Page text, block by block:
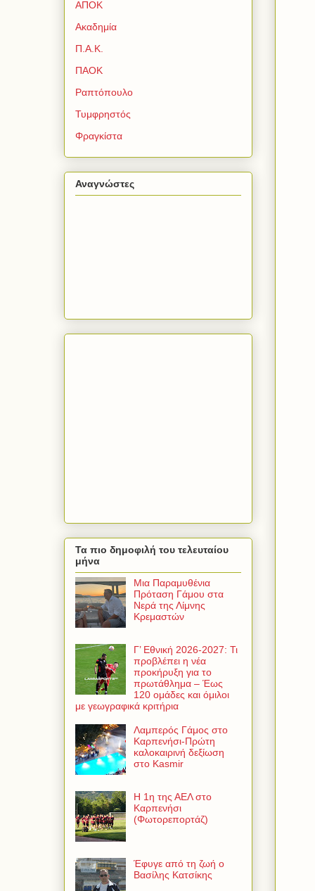
ΑΠΟΚ
Ακαδημία
Π.Α.Κ.
ΠΑΟΚ
Ραπτόπουλο
Τυμφρηστός
Φραγκίστα
Αναγνώστες
Τα πιο δημοφιλή του τελευταίου
μήνα
Μια Παραμυθένια
Πρόταση Γάμου στα
Νερά της Λίμνης
Κρεμαστών
Γ’ Εθνική 2026-2027: Τι
προβλέπει η νέα
προκήρυξη για το
πρωτάθλημα – Έως
120 ομάδες και όμιλοι
με γεωγραφικά κριτήρια
Λαμπερός Γάμος στο
Καρπενήσι-Πρώτη
καλοκαιρινή δεξίωση
στο Kasmir
Η 1η της ΑΕΛ στο
Καρπενήσι
(Φωτορεπορτάζ)
Έφυγε από τη ζωή ο
Βασίλης Κατσίκης